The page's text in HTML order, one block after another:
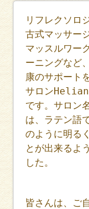
リフレクソロ
古式マッサー
マッスルワー
ーニングなど
康のサポート
サロン
です。サロン
は、ラテン語
のように明る
とが出来るよ
した。
皆さんは、ご